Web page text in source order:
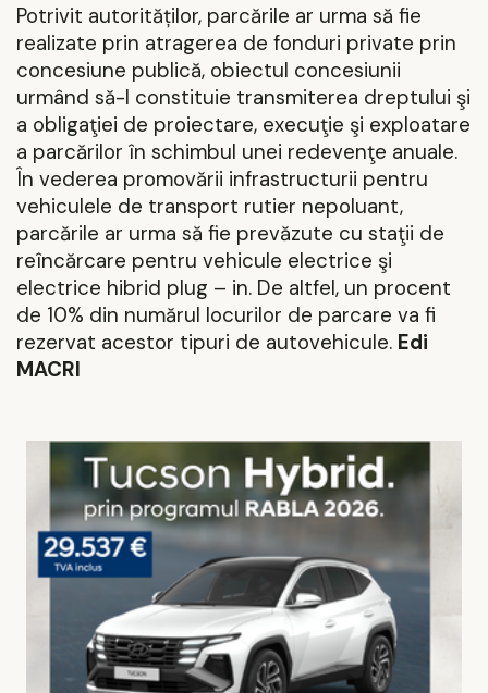
Potrivit autorităților, parcările ar urma să fie
realizate prin atragerea de fonduri private prin
concesiune publică, obiectul concesiunii
urmând să-l constituie transmiterea dreptului şi
a obligaţiei de proiectare, execuţie şi exploatare
a parcărilor în schimbul unei redevenţe anuale.
În vederea promovării infrastructurii pentru
vehiculele de transport rutier nepoluant,
parcările ar urma să fie prevăzute cu staţii de
reîncărcare pentru vehicule electrice şi
electrice hibrid plug – in. De altfel, un procent
de 10% din numărul locurilor de parcare va fi
rezervat acestor tipuri de autovehicule. Edi
MACRI